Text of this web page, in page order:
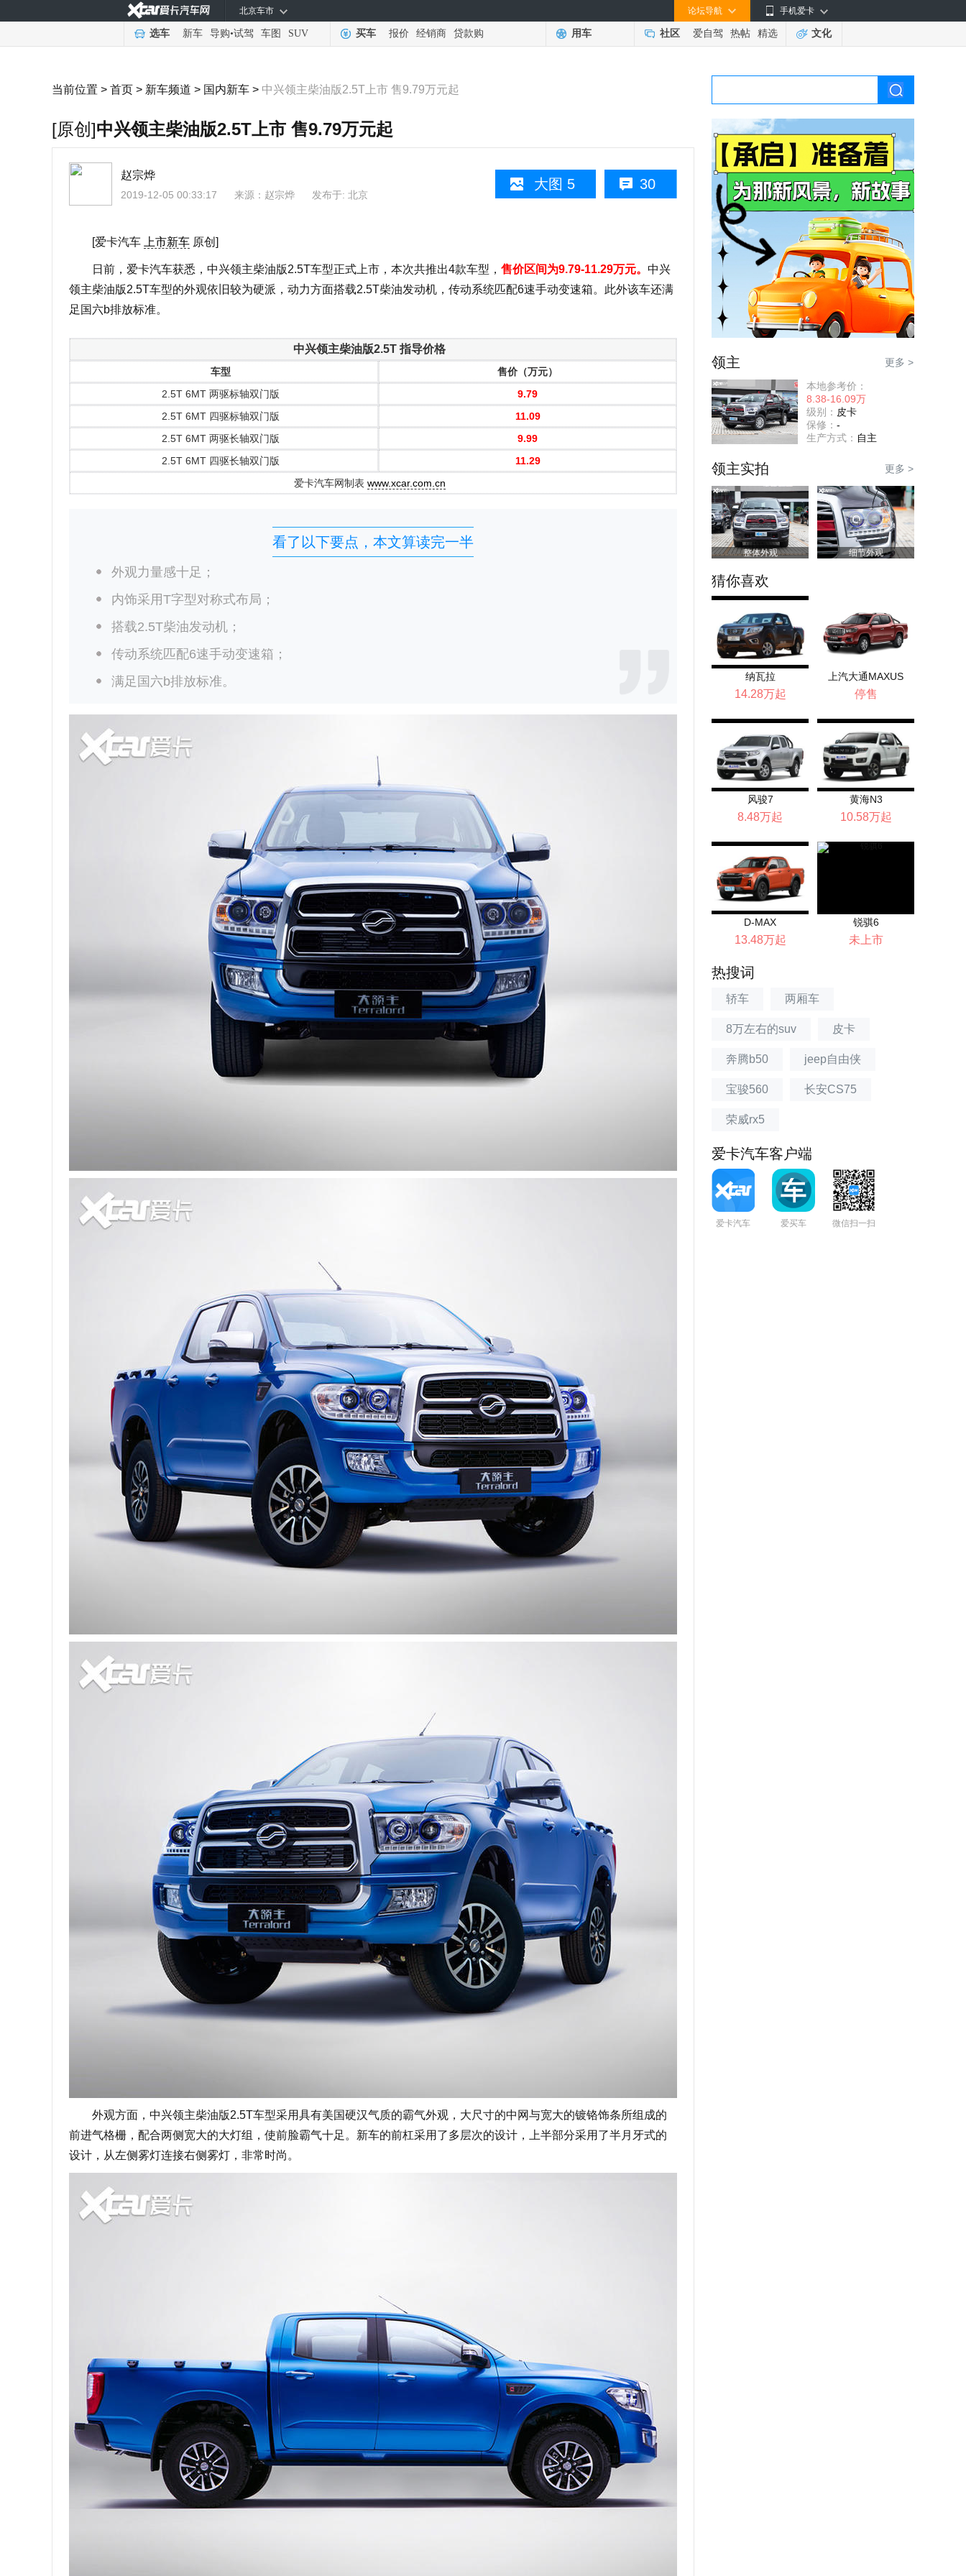
手机爱卡
论坛导航
北京车市
选车 新车 导购•试驾 车图 SUV 买车 报价 经销商 贷款购 用车 社区 爱自驾 热帖 精选 文化
当前位置 > 首页 > 新车频道 > 国内新车 > 中兴领主柴油版2.5T上市 售9.79万元起
[原创]中兴领主柴油版2.5T上市 售9.79万元起
30
大图 5
赵宗烨
2019-12-05 00:33:17 来源： 赵宗烨 发布于: 北京
[爱卡汽车 上市新车 原创]
日前，爱卡汽车获悉，中兴领主柴油版2.5T车型正式上市，本次共推出4款车型， 售价区间为9.79-11.29万元。 中兴
领主柴油版2.5T车型的外观依旧较为硬派，动力方面搭载2.5T柴油发动机，传动系统匹配6速手动变速箱。此外该车还满
足国六b排放标准。
中兴领主柴油版2.5T 指导价格
车型
售价（万元）
2.5T 6MT 两驱标轴双门版
9.79
2.5T 6MT 四驱标轴双门版
11.09
2.5T 6MT 两驱长轴双门版
9.99
2.5T 6MT 四驱长轴双门版
11.29
爱卡汽车网制表 www.xcar.com.cn
看了以下要点，本文算读完一半
外观力量感十足；
内饰采用T字型对称式布局；
搭载2.5T柴油发动机；
传动系统匹配6速手动变速箱；
满足国六b排放标准。
外观方面，中兴领主柴油版2.5T车型采用具有美国硬汉气质的霸气外观，大尺寸的中网与宽大的镀铬饰条所组成的
前进气格栅，配合两侧宽大的大灯组，使前脸霸气十足。新车的前杠采用了多层次的设计，上半部分采用了半月牙式的
设计，从左侧雾灯连接右侧雾灯，非常时尚。
领主 更多 >
本地参考价：
8.38-16.09万
级别： 皮卡
保修： -
生产方式： 自主
领主实拍 更多 >
整体外观 细节外观
猜你喜欢
纳瓦拉
14.28万起
上汽大通MAXUS
T6...
停售
风骏7
8.48万起
黄海N3
10.58万起
D-MAX
13.48万起
锐骐6
未上市
热搜词
轿车 两厢车
8万左右的suv 皮卡
奔腾b50 jeep自由侠
宝骏560 长安CS75
荣威rx5
爱卡汽车客户端
爱卡汽车 爱买车 微信扫一扫